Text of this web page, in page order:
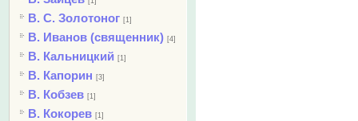
В. С. Золотоног [1]
В. Иванов (священник) [4]
В. Кальницкий [1]
В. Капорин [3]
В. Кобзев [1]
В. Кокорев [1]